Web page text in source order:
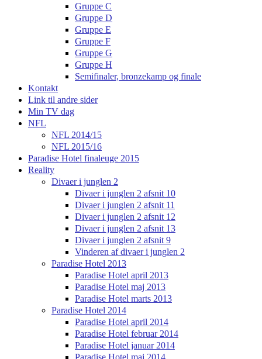
Gruppe C
Gruppe D
Gruppe E
Gruppe F
Gruppe G
Gruppe H
Semifinaler, bronzekamp og finale
Kontakt
Link til andre sider
Min TV dag
NFL
NFL 2014/15
NFL 2015/16
Paradise Hotel finaleuge 2015
Reality
Divaer i junglen 2
Divaer i junglen 2 afsnit 10
Divaer i junglen 2 afsnit 11
Divaer i junglen 2 afsnit 12
Divaer i junglen 2 afsnit 13
Divaer i junglen 2 afsnit 9
Vinderen af divaer i junglen 2
Paradise Hotel 2013
Paradise Hotel april 2013
Paradise Hotel maj 2013
Paradise Hotel marts 2013
Paradise Hotel 2014
Paradise Hotel april 2014
Paradise Hotel februar 2014
Paradise Hotel januar 2014
Paradise Hotel maj 2014